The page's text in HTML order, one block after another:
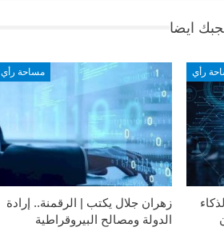
ايضا
مساحة رأي
زهران جلال يكتب | الرقمنة.. إرادة
الدولة ومصالح البيروقراطية
رأي